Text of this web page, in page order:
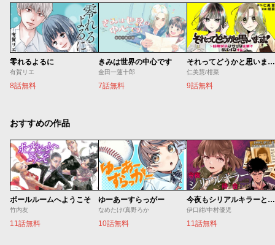
零れるよるに
有賀リエ
8話無料
きみは世界の中心です
金田一蓮十郎
7話無料
それってどうかと思います！～転職女子、ブラック企業でサバイブする。～
仁美慧/柑菜
9話無料
おすすめの作品
ボールルームへようこそ
竹内友
11話無料
ゆーあーすらっがー
なめたけ/真野ろか
10話無料
今夜もシリアルキラーと待ち合わせ
伊口紺/中村優児
11話無料